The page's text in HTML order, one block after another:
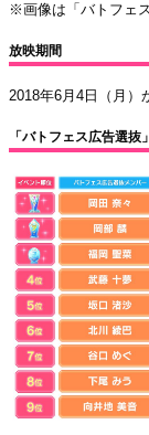
※画像は「バトフェ
放映期間
2018年6月4日（月）
「バトフェス広告選